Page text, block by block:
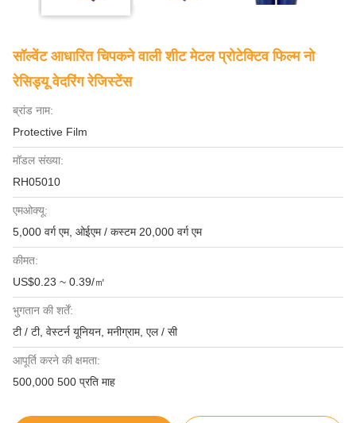
सॉल्वेंट आधारित चिपकने वाली शीट मेटल प्रोटेक्टिव फिल्म नो
रेसिड्यू वेदरिंग रेजिस्टेंस
ब्रांड नाम:
Protective Film
मॉडल संख्या:
RH05010
एमओक्यू:
5,000 वर्ग एम, ओईएम / कस्टम 20,000 वर्ग एम
कीमत:
US$0.23 ~ 0.39/㎡
भुगतान की शर्तें:
टी / टी, वेस्टर्न यूनियन, मनीग्राम, एल / सी
आपूर्ति करने की क्षमता:
500,000 500 प्रति माह